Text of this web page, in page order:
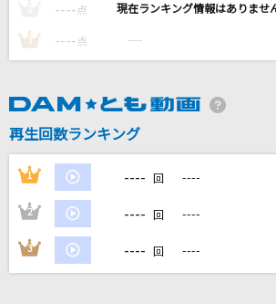
NAVIGATOR
SixTONES
Official髭男dism
カラオケ最新情報をチェック！
---- 点 ----
3 ---- 点 ----
再生回数ランキング
1 ---- 回 ----
2 ---- 回 ----
3 ---- 回 ----